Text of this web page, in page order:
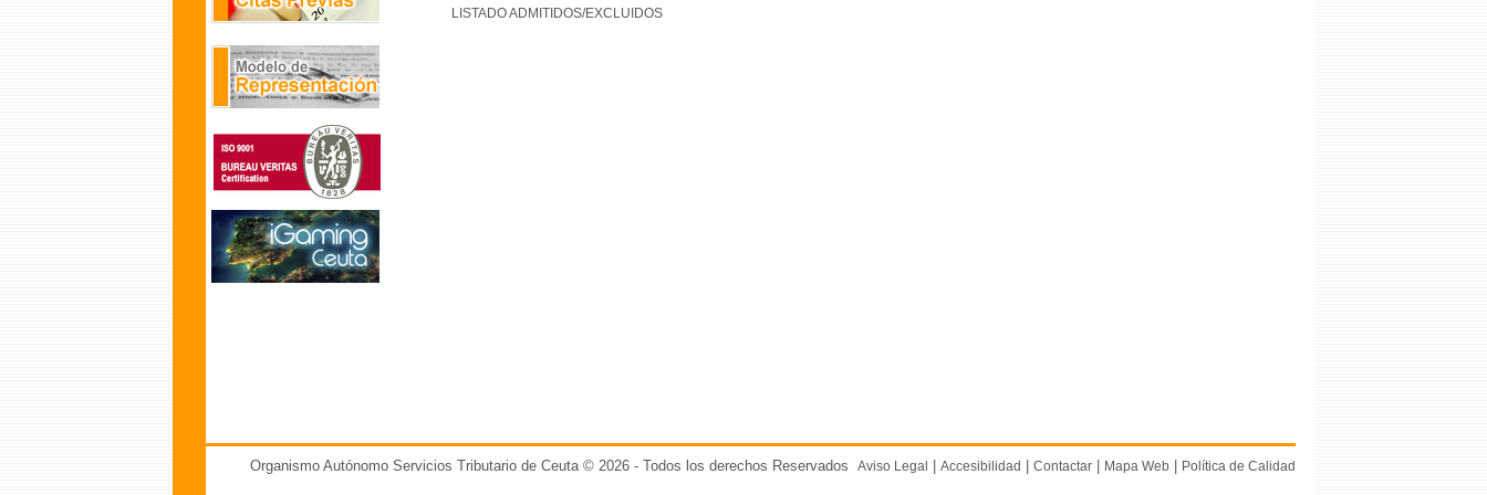
LISTADO ADMITIDOS/EXCLUIDOS
Organismo Autónomo Servicios Tributario de Ceuta © 2026 - Todos los derechos Reservados Aviso Legal Accesibilidad Contactar| Mapa Web| Política de Calidad